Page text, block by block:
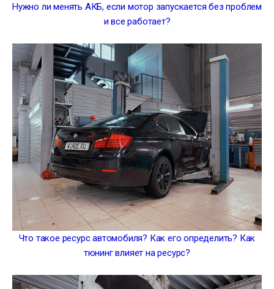
Нужно ли менять АКБ, если мотор запускается без проблем
и все работает?
Что такое ресурс автомобиля? Как его определить? Как
тюнинг влияет на ресурс?